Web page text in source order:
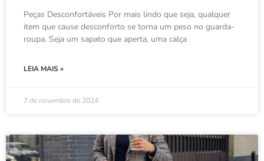
Peças Desconfortáveis ​​Por mais lindo que seja, qualquer
item que cause desconforto se torna um peso no guarda-
roupa. Seja um sapato que aperta, uma calça
LEIA MAIS »
7 de novembro de 2024